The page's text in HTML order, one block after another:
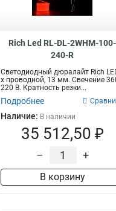
Rich Led RL-DL-2WHM-100-
240-R
Светодиодный дюралайт Rich
х проводной, 13 мм. Свечение
220 В. Кратность резки...
Подробнее
Наличие: В наличии
35 512,50 ₽
– +
В корзину